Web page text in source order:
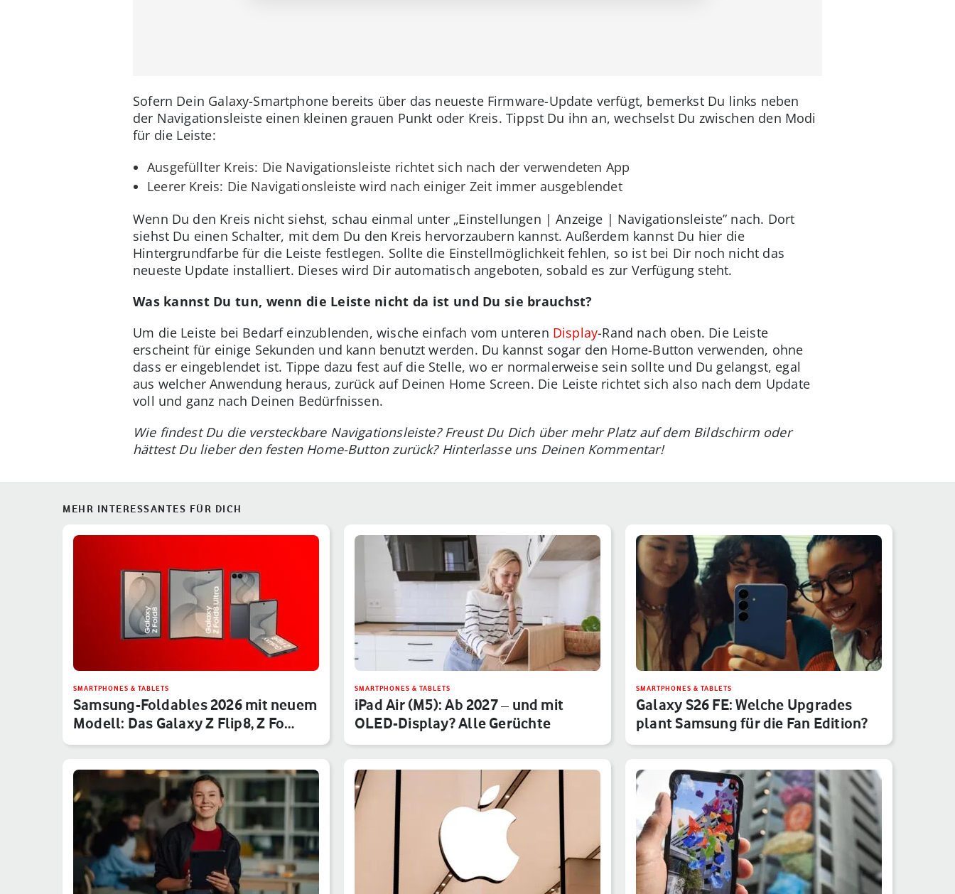
Sofern Dein Galaxy-Smartphone bereits über das neueste Firmware-Update verfügt, bemerkst Du links neben
der Navigationsleiste einen kleinen grauen Punkt oder Kreis. Tippst Du ihn an, wechselst Du zwischen den Modi
für die Leiste:
Ausgefüllter Kreis: Die Navigationsleiste richtet sich nach der verwendeten App
Leerer Kreis: Die Navigationsleiste wird nach einiger Zeit immer ausgeblendet
Wenn Du den Kreis nicht siehst, schau einmal unter „Einstellungen | Anzeige | Navigationsleiste” nach. Dort
siehst Du einen Schalter, mit dem Du den Kreis hervorzaubern kannst. Außerdem kannst Du hier die
Hintergrundfarbe für die Leiste festlegen. Sollte die Einstellmöglichkeit fehlen, so ist bei Dir noch nicht das
neueste Update installiert. Dieses wird Dir automatisch angeboten, sobald es zur Verfügung steht.
Was kannst Du tun, wenn die Leiste nicht da ist und Du sie brauchst?
Um die Leiste bei Bedarf einzublenden, wische einfach vom unteren Display-Rand nach oben. Die Leiste
erscheint für einige Sekunden und kann benutzt werden. Du kannst sogar den Home-Button verwenden, ohne
dass er eingeblendet ist. Tippe dazu fest auf die Stelle, wo er normalerweise sein sollte und Du gelangst, egal
aus welcher Anwendung heraus, zurück auf Deinen Home Screen. Die Leiste richtet sich also nach dem Update
voll und ganz nach Deinen Bedürfnissen.
Wie findest Du die versteckbare Navigationsleiste? Freust Du Dich über mehr Platz auf dem Bildschirm oder
hättest Du lieber den festen Home-Button zurück? Hinterlasse uns Deinen Kommentar!
MEHR INTERESSANTES FÜR DICH
SMARTPHONES & TABLETS
Samsung-Foldables 2026 mit neuem
Modell: Das Galaxy Z Flip8, Z Fo…
SMARTPHONES & TABLETS
iPad Air (M5): Ab 2027 – und mit
OLED-Display? Alle Gerüchte
SMARTPHONES & TABLETS
Galaxy S26 FE: Welche Upgrades
plant Samsung für die Fan Edition?